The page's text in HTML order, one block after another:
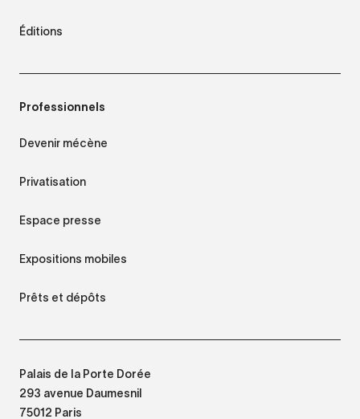
Éditions
Professionnels
Devenir mécène
Privatisation
Espace presse
Expositions mobiles
Prêts et dépôts
Palais de la Porte Dorée
293 avenue Daumesnil
75012 Paris